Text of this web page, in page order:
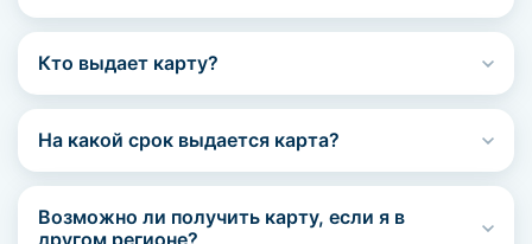
Кто выдает карту?
На какой срок выдается карта?
Возможно ли получить карту, если я в
другом регионе?